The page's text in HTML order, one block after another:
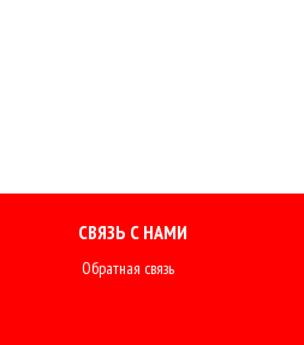
СВЯЗЬ С НАМИ
Обратная связь